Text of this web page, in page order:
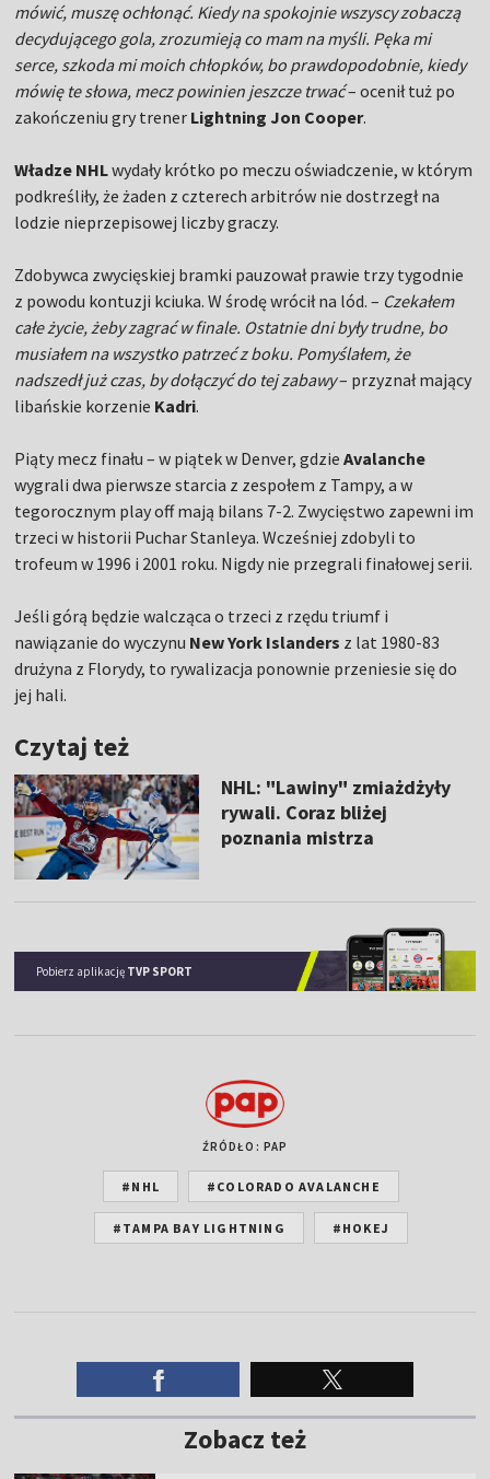
mówić, muszę ochłonąć. Kiedy na spokojnie wszyscy zobaczą
decydującego gola, zrozumieją co mam na myśli. Pęka mi
serce, szkoda mi moich chłopków, bo prawdopodobnie, kiedy
mówię te słowa, mecz powinien jeszcze trwać– ocenił tuż po
zakończeniu gry trener Lightning Jon Cooper.
Władze NHLwydały krótko po meczu oświadczenie, w którym
podkreśliły, że żaden z czterech arbitrów nie dostrzegł na
lodzie nieprzepisowej liczby graczy.
Zdobywca zwycięskiej bramki pauzował prawie trzy tygodnie
z powodu kontuzji kciuka. W środę wrócił na lód. – Czekałem
całe życie, żeby zagrać w finale. Ostatnie dni były trudne, bo
musiałem na wszystko patrzeć z boku. Pomyślałem, że
nadszedł już czas, by dołączyć do tej zabawy– przyznał mający
libańskie korzenie Kadri.
Piąty mecz finału – w piątek w Denver, gdzieAvalanche
wygrali dwa pierwsze starcia z zespołem z Tampy, a w
tegorocznym play off mają bilans 7-2. Zwycięstwo zapewni im
trzeci w historii Puchar Stanleya. Wcześniej zdobyli to
trofeum w 1996 i 2001 roku. Nigdy nie przegrali finałowej serii.
Jeśli górą będzie walcząca o trzeci z rzędu triumf i
nawiązanie do wyczynu New York Islanders z lat 1980-83
drużyna z Florydy, to rywalizacja ponownie przeniesie się do
jej hali.
Czytaj też
NHL: "Lawiny" zmiażdżyły
rywali. Coraz bliżej
poznania mistrza
Pobierz aplikację TVP SPORT
ŹRÓDŁO: PAP
#NHL #COLORADO AVALANCHE
#TAMPA BAY LIGHTNING #HOKEJ
Zobacz też